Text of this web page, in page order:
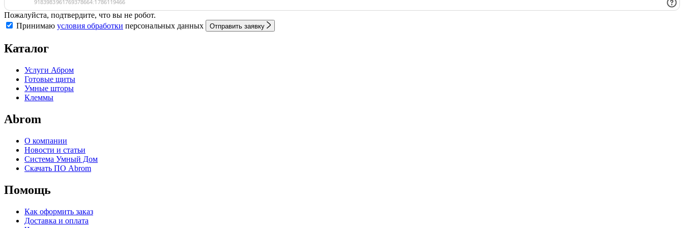
Пожалуйста, подтвердите, что вы не робот.
Принимаю условия обработки персональных данных Отправить заявку
Каталог
Услуги Абром
Готовые щиты
Умные шторы
Клеммы
Abrom
О компании
Новости и статьи
Система Умный Дом
Скачать ПО Abrom
Помощь
Как оформить заказ
Доставка и оплата